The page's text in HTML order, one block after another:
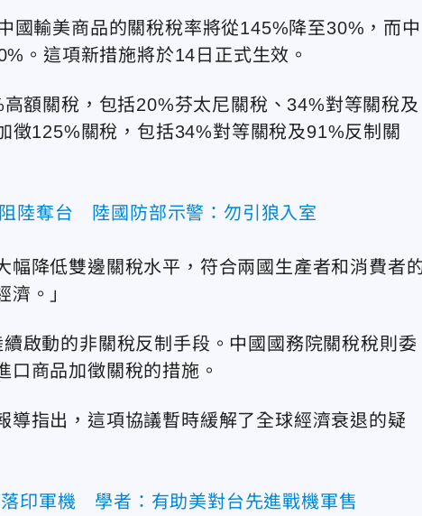
國輸美商品的關稅稅率將從145%降至30%，而中
。這項新措施將於14日正式生效。
額關稅，包括20%芬太尼關稅、34%對等關稅及
徵125%關稅，包括34%對等關稅及91%反制關
陸奪台 陸國防部示警：勿引狼入室
降低雙邊關稅水平，符合兩國生產者和消費者
。」
啟動的非關稅反制手段。中國國務院關稅稅則委
口商品加徵關稅的措施。
指出，這項協議暫時緩解了全球經濟衰退的疑
印軍機 學者：有助美對台先進戰機軍售